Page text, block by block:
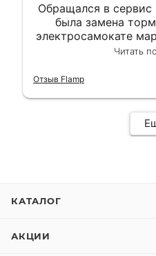
Обращался в
была замена
электросамокате
сделали в лучшем
гарантии, поэтому
Читать
Отзыв Flamp
КАТАЛОГ
АКЦИИ